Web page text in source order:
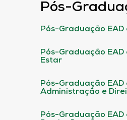
Pós-
Pós-Graduação EAD
Pós-Graduação EAD
Estar
Pós-Graduação EAD
Administração e
Pós-Graduação EAD